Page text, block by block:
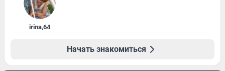
irina,64
Начать знакомиться